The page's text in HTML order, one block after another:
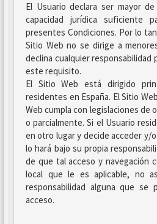
El Usuario declara ser mayor
capacidad jurídica suficiente
presentes Condiciones. Por lo
Sitio Web no se dirige a
declina cualquier responsabilidad
este requisito.
El Sitio Web está dirigido
residentes en España. El Sitio
Web cumpla con legislaciones de
o parcialmente. Si el Usuario
en otro lugar y decide acceder y/
lo hará bajo su propia
de que tal acceso y navegación
local que le es aplicable, no
responsabilidad alguna que se
acceso.